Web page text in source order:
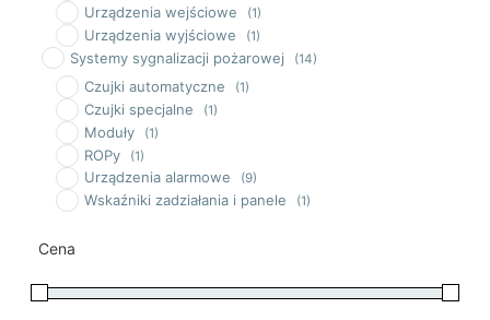
Urządzenia wejściowe (1)
Urządzenia wyjściowe (1)
Systemy sygnalizacji pożarowej (14)
Czujki automatyczne (1)
Czujki specjalne (1)
Moduły (1)
ROPy (1)
Urządzenia alarmowe (9)
Wskaźniki zadziałania i panele (1)
Cena